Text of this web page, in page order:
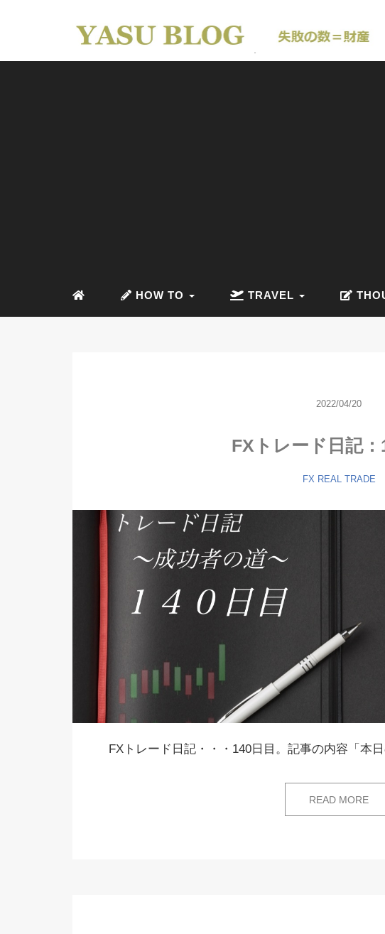
HOW TO TRAVEL
2022/04/20
FXトレード日記：
FX REAL TRADE
FXトレード日記・・・140日目。記事の内容「本
READ MORE